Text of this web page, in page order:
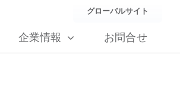
グローバルサイト
企業情報 お問合せ